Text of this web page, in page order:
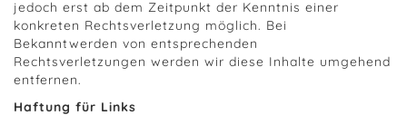
jedoch erst ab dem Zeitpunkt der Kenntnis einer
konkreten Rechtsverletzung möglich. Bei
Bekanntwerden von entsprechenden
Rechtsverletzungen werden wir diese Inhalte umgehend
entfernen.
Haftung für Links